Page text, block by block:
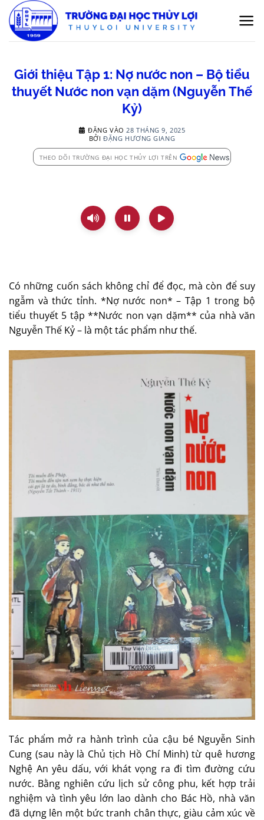
qua
nội
Giới thiệu Tập 1: Nợ nước non – Bộ tiểu
thuyết Nước non vạn dặm (Nguyễn Thế
Kỷ)
ĐĂNG VÀO 28 THÁNG 9, 2025
BỞIĐẶNG HƯƠNG GIANG
THEO DÕI TRƯỜNG ĐẠI HỌC THỦY LỢI TRÊN
Có những cuốn sách không chỉ để đọc, mà còn để suy
ngẫm và thức tỉnh. *Nợ nước non* – Tập 1 trong bộ
tiểu thuyết 5 tập **Nước non vạn dặm** của nhà văn
Nguyễn Thế Kỷ – là một tác phẩm như thế.
Tác phẩm mở ra hành trình của cậu bé Nguyễn Sinh
Cung (sau này là Chủ tịch Hồ Chí Minh) từ quê hương
Nghệ An yêu dấu, với khát vọng ra đi tìm đường cứu
nước. Bằng nghiên cứu lịch sử công phu, kết hợp trải
nghiệm và tình yêu lớn lao dành cho Bác Hồ, nhà văn
đã dựng lên một bức tranh chân thực, giàu cảm xúc về